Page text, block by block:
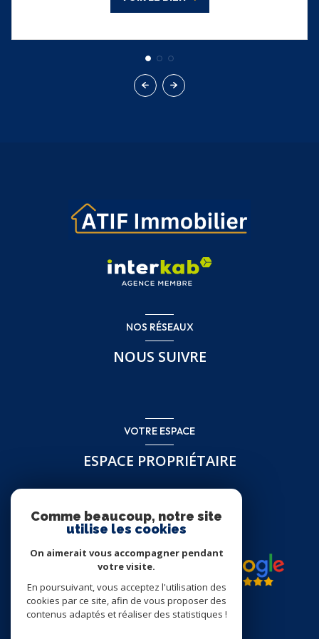
NOS RÉSEAUX
NOUS SUIVRE
VOTRE ESPACE
ESPACE PROPRIÉTAIRE
Comme beaucoup, notre site
utilise les cookies
On aimerait vous accompagner pendant
votre visite.
En poursuivant, vous acceptez l'utilisation des
cookies par ce site, afin de vous proposer des
contenus adaptés et réaliser des statistiques !